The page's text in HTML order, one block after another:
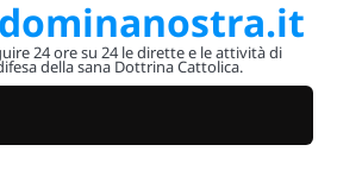
24 ore su 24 le dirette e le attività di
della sana Dottrina Cattolica.